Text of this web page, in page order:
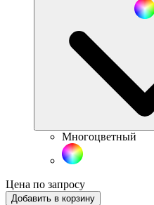
Многоцветный
Цена по запросу
Добавить в корзину